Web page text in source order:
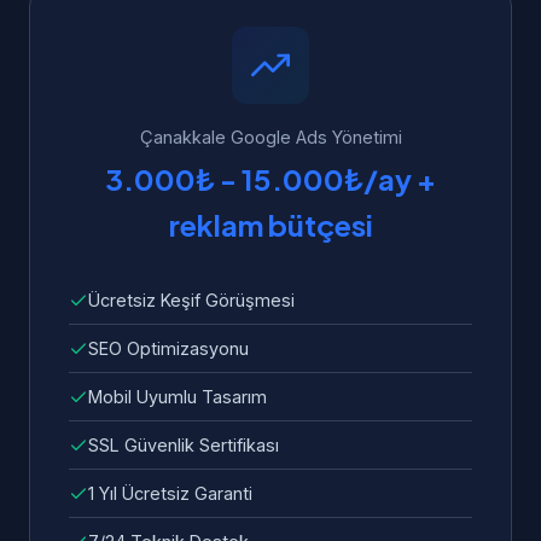
hata ve sorunlar ücretsiz olarak giderilir.
Çanakkale Google Ads Yönetimi
3.000₺ - 15.000₺/ay +
reklam bütçesi
Ücretsiz Keşif Görüşmesi
SEO Optimizasyonu
Mobil Uyumlu Tasarım
SSL Güvenlik Sertifikası
1 Yıl Ücretsiz Garanti